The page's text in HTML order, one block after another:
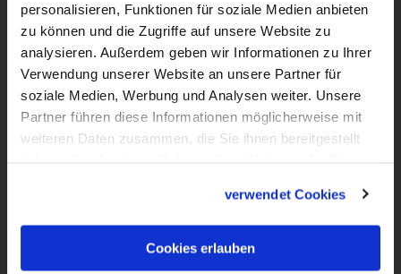
personalisieren, Funktionen für soziale Medien anbieten
zu können und die Zugriffe auf unsere Website zu
analysieren. Außerdem geben wir Informationen zu Ihrer
Verwendung unserer Website an unsere Partner für
soziale Medien, Werbung und Analysen weiter. Unsere
Partner führen diese Informationen möglicherweise mit
weiteren Daten zusammen, die Sie ihnen bereitgestellt
verwendet Cookies
Cookies erlauben
Kirche mal anders, das ist das Motto dieser
Folge von LiboriTV. Wir haben uns im
Erzbistum Paderborn umgeschaut nach
kreativen, innovativen Projekten und
Ideen, wie Kirche gelingen und Glaube
Sonntagsgottesdienst, sondern noch viel
mehr als das. Was Kirche alles sein kann,
zeigen wir hier bei LiboriTV aus dem